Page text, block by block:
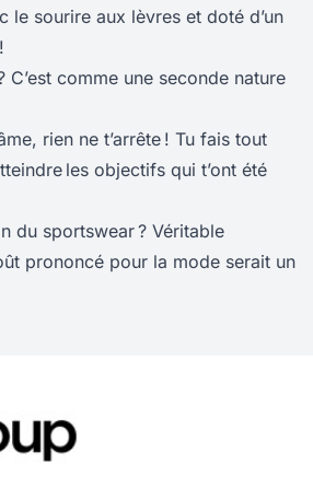
le sourire aux lèvres et doté d’un
C’est comme une seconde nature
rien ne t’arrête ! Tu fais tout
les objectifs qui t’ont été
du sportswear ? Véritable
prononcé pour la mode serait un